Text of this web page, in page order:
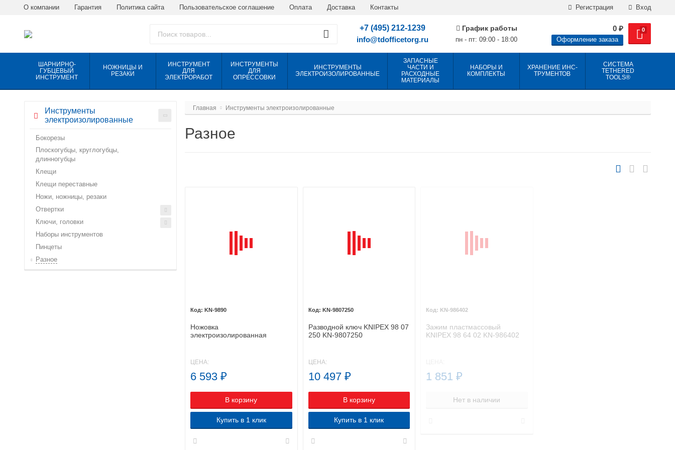
О компании Гарантия Политика сайта Пользовательское соглашение Оплата Доставка Контакты Регистрация Вход
+7 (495) 212-1239
info@tdofficetorg.ru
График работы
пн - пт: 09:00 - 18:00
0
0 ₽
Оформление заказа
ШАРНИРНО-
ГУБЦЕВЫЙ
ИНСТРУМЕНТ
НОЖНИЦЫ И
РЕЗАКИ
ИНСТРУМЕНТ
ДЛЯ
ЭЛЕКТРОРАБОТ
ИНСТРУМЕНТЫ
ДЛЯ
ОПРЕССОВКИ
ИНСТРУМЕНТЫ
ЭЛЕКТРОИЗОЛИРОВАННЫЕ
ЗАПАСНЫЕ
ЧАСТИ И
РАСХОДНЫЕ
МАТЕРИАЛЫ
НАБОРЫ И
КОМПЛЕКТЫ
ХРАНЕНИЕ ИНС­
ТРУ­МЕН­ТОВ
СИСТЕМА
TETHERED
TOOLS®
Инструменты
электроизолированные
Бокорезы
Плоскогубцы, круглогубцы,
длинногубцы
Клещи
Клещи переставные
Ножи, ножницы, резаки
Отвертки
Ключи, головки
Наборы инструментов
Пинцеты
Разное
Главная Инструменты электроизолированные
Разное
KN-9890
Ножовка
электроизолированная
ЦЕНА:
6 593 ₽
В корзину
Купить в 1 клик
KN-9807250
Разводной ключ KNIPEX 98 07
250 KN-9807250
ЦЕНА:
10 497 ₽
В корзину
Купить в 1 клик
KN-986402
Зажим пластмассовый
KNIPEX 98 64 02 KN-986402
1 851 ₽
Нет в наличии